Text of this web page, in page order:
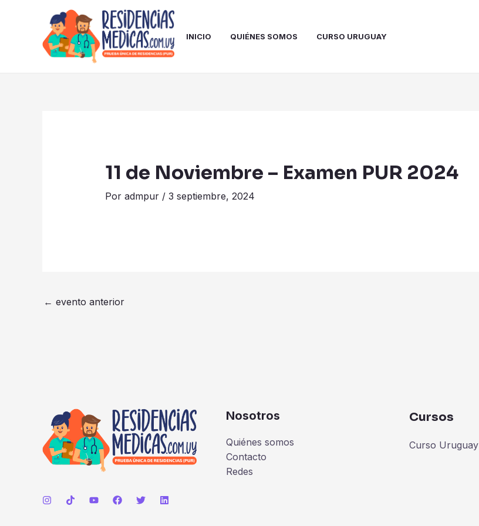
INICIO QUIÉNES SOMOS CURSO URUGUAY
11 de Noviembre – Examen PUR 2024
Por admpur / 3 septiembre, 2024
navigation
← evento anterior
Nosotros
Quiénes somos
Contacto
Redes
Cursos
Curso Uruguay